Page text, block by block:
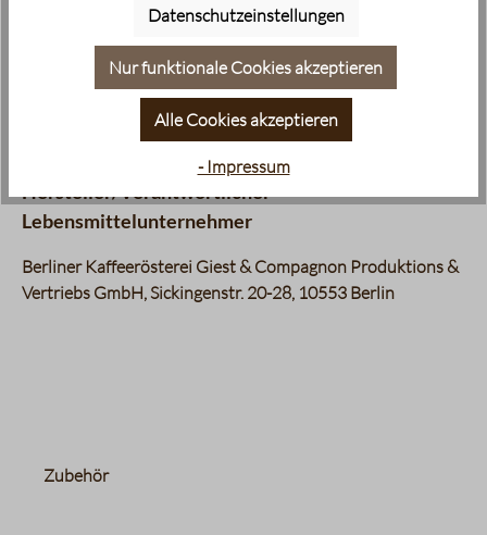
Verkehrsbezeichnung
Hersteller/Verantwortlicher
Lebensmittelunternehmer
Berliner Kaffeerösterei Giest & Compagnon Produktions &
Vertriebs GmbH, Sickingenstr. 20-28, 10553 Berlin
Produktgalerie überspringen
Zubehör
Datenschutzeinstellungen
Nur funktionale Cookies akzeptieren
Alle Cookies akzeptieren
- Impressum